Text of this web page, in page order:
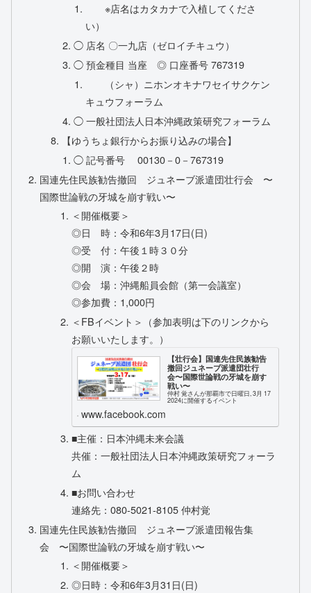
※店名はカタカナで入植してくださ
い）
◯ 店名 〇一九店（ゼロイチキュウ）
◯ 預金種目 当座 ◎ 口座番号 767319
（シャ）ニホンオキナワセイサクケン
キュウフォーラム
◯ 一般社団法人日本沖縄政策研究フォーラム
【ゆうちょ銀行からお振り込みの場合】
◯ 記号番号 00130－0－767319
国連先住民族勧告撤回 ジュネーブ派遣団壮行会 〜
国際世論戦の牙城を崩す戦い〜
＜開催概要＞
◎日 時：令和6年3月17日(日)
◎受 付：午後１時３０分
◎開 演：午後２時
◎会 場：沖縄船員会館（第一会議室）
◎参加費：1,000円
＜FBイベント＞（参加表明は下のリンクから
お願いいたします。）
【壮行会】国連先住民族勧告
撤回ジュネーブ派遣団壮行
会〜国際世論戦の牙城を崩す
戦い〜
仲村 覚さんが那覇市で日曜日, 3月 17
2024に開催するイベント
www.facebook.com
■主催：日本沖縄未来会議
共催：一般社団法人日本沖縄政策研究フォーラ
ム
■お問い合わせ
連絡先：080-5021-8105 仲村覚
国連先住民族勧告撤回 ジュネーブ派遣団報告集
会 〜国際世論戦の牙城を崩す戦い〜
＜開催概要＞
◎日時：令和6年3月31日(日)